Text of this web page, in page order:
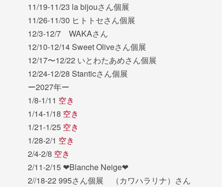
11/19-11/23 la bijouさん個展
11/26-11/30 ヒトトセさん個展
12/3-12/7 WAKAさん
12/10-12/14 Sweet Oliveさん個展
12/17〜12/22 いとわたあめさん個展
12/24-12/28 Stanticさん個展
ー2027年ー
1/8-1/11 空き
1/14-1/18 空き
1/21-1/25 空き
1/28-2/1 空き
2/4-2/8 空き
2/11-2/15 ❤︎Blanche Neige❤︎
2//18-22 995さん個展 （カワハラリナ）さん